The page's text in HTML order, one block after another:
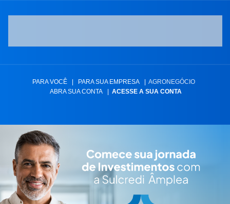
PARA VOCÊ PARA SUA EMPRESA
AGRONEGÓCIO
ABRA SUA CONTA
ACESSE A SUA CONTA